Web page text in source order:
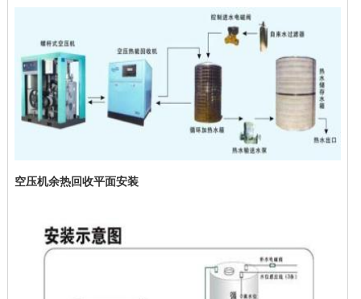
空压机余热回收平面安装